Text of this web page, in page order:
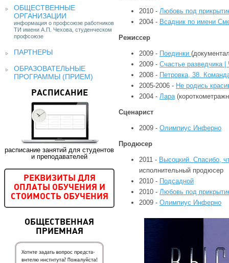
ОБЩЕСТВЕННЫЕ
ОРГАНИЗАЦИИ
информация о профсоюзе работников
ТИ имени А.П. Чехова, студенческом
профсоюзе
ПАРТНЕРЫ
ОБРАЗОВАТЕЛЬНЫЕ
ПРОГРАММЫ (ПРИЕМ)
РАСПИСАНИЕ
расписание занятий для студентов
и преподавателей
РЕКВИЗИТЫ ДЛЯ
ОПЛАТЫ ОБУЧЕНИЯ И
СТОИМОСТЬ ОБУЧЕНИЯ
ОБЩЕСТВЕННАЯ
ПРИЕМНАЯ
2010 - Любовь под
2004 - Всадник по имени
Режиссер
2009 - Поединки
2009 - Счастье разведчика
2008 - Петровка, 38.
2005-2006 - Не родись
2004 - Лара
Сценарист
2009 - Олимпиус Инферно
Продюсер
2011 - Высоцкий. Спасибо,
исполнительный продюсер
2010 - Подсадной
2010 - Любовь под
2009 - Олимпиус Инферно